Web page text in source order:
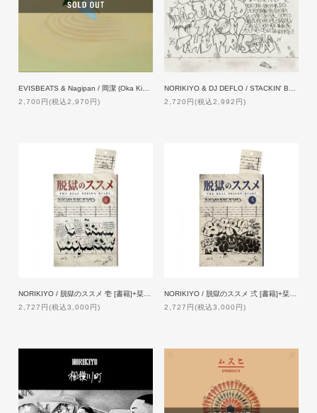
2,700円(税込2,970円)
2,720円(税込2,992円)
2,727円(税込3,000円)
2,727円(税込3,000円)